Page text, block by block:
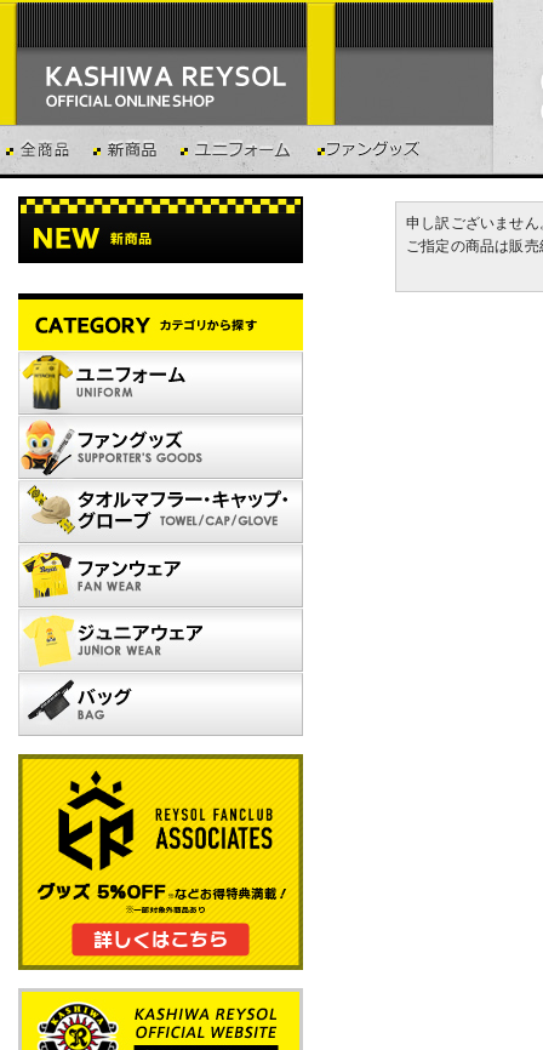
申し訳ございません
ご指定の商品は販